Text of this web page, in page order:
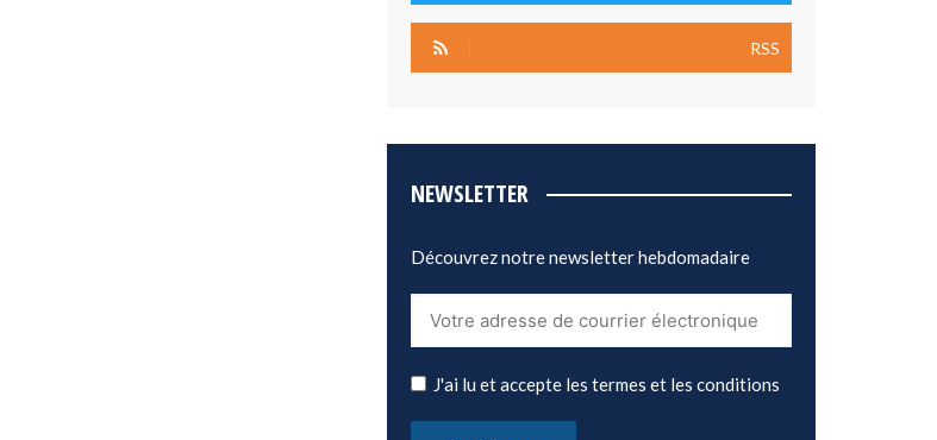
RSS
NEWSLETTER
Découvrez notre newsletter hebdomadaire
J'ai lu et accepte les termes et les conditions